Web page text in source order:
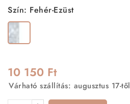
Szín: Fehér-Ezüst
Fehér-
Ezüst
10 150 Ft
Várható szállítás: augusztus 17-től